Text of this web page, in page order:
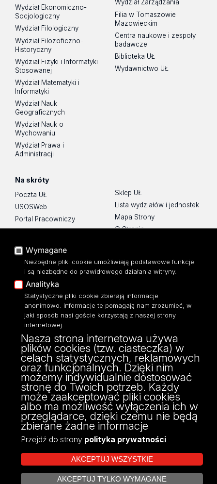
Wydział Ekonomiczno-
Socjologiczny
Wydział Filologiczny
Wydział Filozoficzno-
Historyczny
Wydział Fizyki i Informatyki
Stosowanej
Wydział Matematyki i
Informatyki
Wydział Nauk
Geograficznych
Wydział Nauk o
Wychowaniu
Wydział Prawa i
Administracji
Wydział Zarządzania
Filia w Tomaszowie
Mazowieckim
Centra naukowe i zespoły
badawcze
Biblioteka UŁ
Wydawnictwo UŁ
Na skróty
Poczta UŁ
USOSWeb
Portal Pracowniczy
Baza Aktów Własnych
Moodle
Eksperci UŁ
Polityka Prywatności
Dostępność
Sklep UŁ
Lista wydziałów i jednostek
Mapa Strony
O Stronie
ul. Narutowicza 68, 90-136 Łódź
NIP: 724 000 32 43
Adres do doręczeń elektronicznych (ADE):
AE:PL-74796-17640-IHHIV-17
KONTAKT
Wymagane
Niezbędne pliki cookie umożliwiają podstawowe funkcje
i są niezbędne do prawidłowego działania witryny.
Analityka
Statystyczne pliki cookie zbierają informacje
anonimowo. Informacje te pomagają nam zrozumieć, w
jaki sposób nasi goście korzystają z naszej strony
internetowej.
Nasza strona internetowa używa
plików cookies (tzw. ciasteczka) w
celach statystycznych, reklamowych
oraz funkcjonalnych. Dzięki nim
możemy indywidualnie dostosować
stronę do Twoich potrzeb. Każdy
może zaakceptować pliki cookies
albo ma możliwość wyłączenia ich w
przeglądarce, dzięki czemu nie będą
zbierane żadne informacje
Przejdź do strony polityka prywatności
AKCEPTUJ WSZYSTKIE
AKCEPTUJ TYLKO WYMAGANE